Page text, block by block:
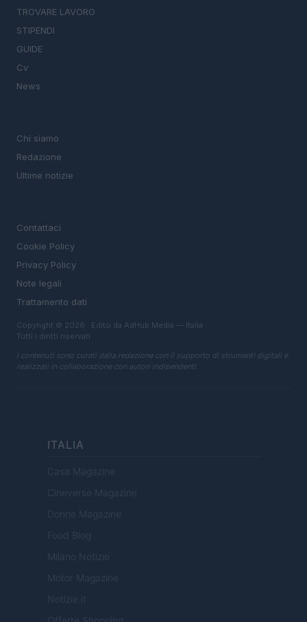
TROVARE LAVORO
STIPENDI
GUIDE
Cv
News
Chi siamo
Redazione
Ultime notizie
Contattaci
Cookie Policy
Privacy Policy
Note legali
Trattamento dati
Copyright © 2026 · Edito da AdHub Media — Italia
Tutti i diritti riservati
I contenuti sono curati dalla redazione con il supporto di strumenti digitali e
realizzati in collaborazione con autori indipendenti.
ITALIA
Casa Magazine
Cineverse Magazine
Donne Magazine
Food Blog
Milano Notizie
Motor Magazine
Notizie.it